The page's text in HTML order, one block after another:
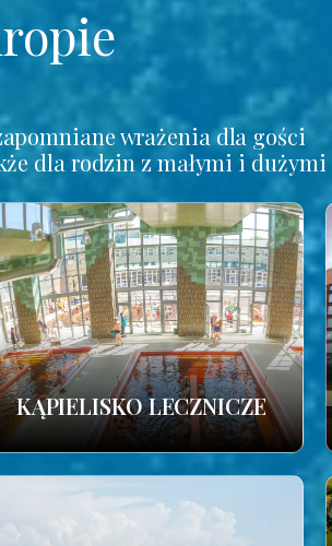
wrażenia dla gości
dla rodzin z małymi i
KĄPIELISKO LECZNICZE